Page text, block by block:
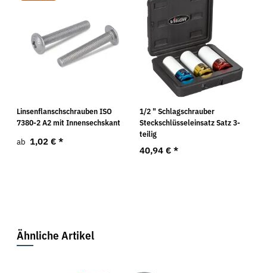
Linsenflanschschrauben ISO
7380-2 A2 mit Innensechskant
ab 1,02 € *
1/2 " Schlagschrauber
Steckschlüsseleinsatz Satz 3-
teilig
40,94 € *
Ähnliche Artikel